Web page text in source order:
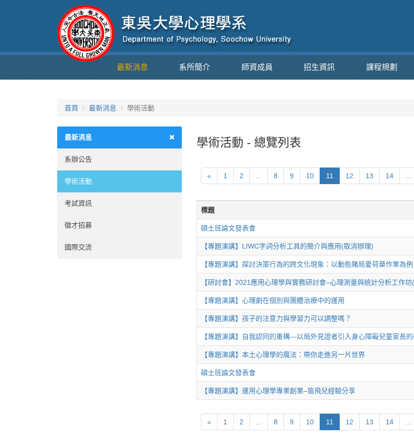
最新消息 系所簡介 師資成員 招生資訊 課程規劃
首頁 最新消息 學術活動
最新消息
系辦公告
學術活動
考試資訊
徵才招募
國際交流
學術活動 - 總覽列表
« 1 2 8 9 10 11 12 13 14
標題
碩士班論文發表會
【專題演講】LIWC字詞分析工具的簡介與應用(取消辦理)
【專題演講】探討決策行為的跨文化現象：以動態賭局愛荷華作業為例
【研討會】2021應用心理學與實務研討會–心理測量與統計分析工作
【專題演講】心理劇在個別與團體治療中的運用
【專題演講】孩子的注意力與學習力可以調整嗎？
【專題演講】自我認同的重構—以局外見證者引入身心障礙兒童家長
【專題演講】本土心理學的魔法：帶你走進另一片世界
碩士班論文發表會
【專題演講】運用心理學專業創業–笛飛兒經驗分享
« 1 2 8 9 10 11 12 13 14